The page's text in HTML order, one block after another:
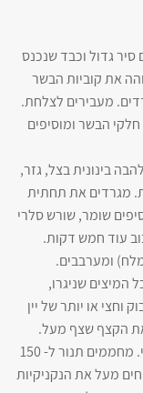
גדול וכבד שנכנס
גבוהה את קוביות הבשר
מעבירים לצלחת.
הבשר ומוסיפים
על להבה בינונית בצל, גזר,
מגרדים את תחתית
שומר, שורש סלרי
עוד חמש דקות.
ומערבבים.
המיצים שניגרו,
או יותר של יין
את הקצף שצף מעל.
מכסים ומבשלים על בעבוע עדין למשך שעה וחצי. מחממים תנור ל- 150
מעל את הנקניקיות